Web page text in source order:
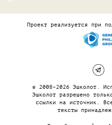
Проект реализуется при
© 2008–2026 Эшколот.
Эшколот разрешено
ссылки на источник.
тексты